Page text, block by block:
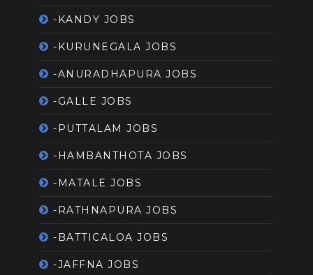
-KANDY JOBS
-KURUNEGALA JOBS
-ANURADHAPURA JOBS
-GALLE JOBS
-PUTTALAM JOBS
-HAMBANTHOTA JOBS
-MATALE JOBS
-RATHNAPURA JOBS
-BATTICALOA JOBS
-JAFFNA JOBS